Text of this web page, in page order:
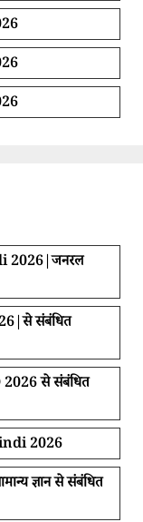
2026|जनरल
संबंधित
से संबंधित
2026
ज्ञान से संबंधित